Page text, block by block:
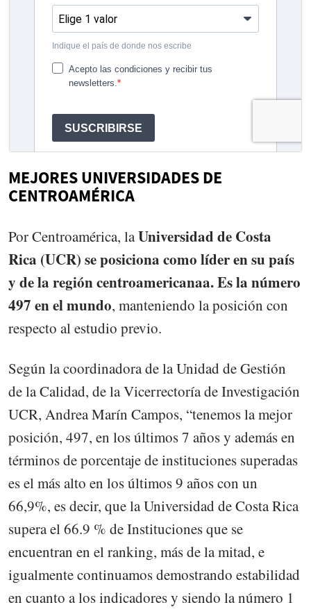
MEJORES UNIVERSIDADES DE
CENTROAMÉRICA
Por Centroamérica, laUniversidad de Costa
Rica (UCR) se posiciona como líder en su país
y de la región centroamericanaa. Es la número
497 en el mundo, manteniendo la posición con
respecto al estudio previo.
Según la coordinadora de la Unidad de Gestión
de la Calidad, de la Vicerrectoría de Investigación
UCR, Andrea Marín Campos, “tenemos la mejor
posición, 497, en los últimos 7 años y además en
términos de porcentaje de instituciones superadas
es el más alto en los últimos 9 años con un
66,9%, es decir, que la Universidad de Costa Rica
supera el 66.9 % de Instituciones que se
encuentran en el ranking, más de la mitad, e
igualmente continuamos demostrando estabilidad
en cuanto a los indicadores y siendo la número 1